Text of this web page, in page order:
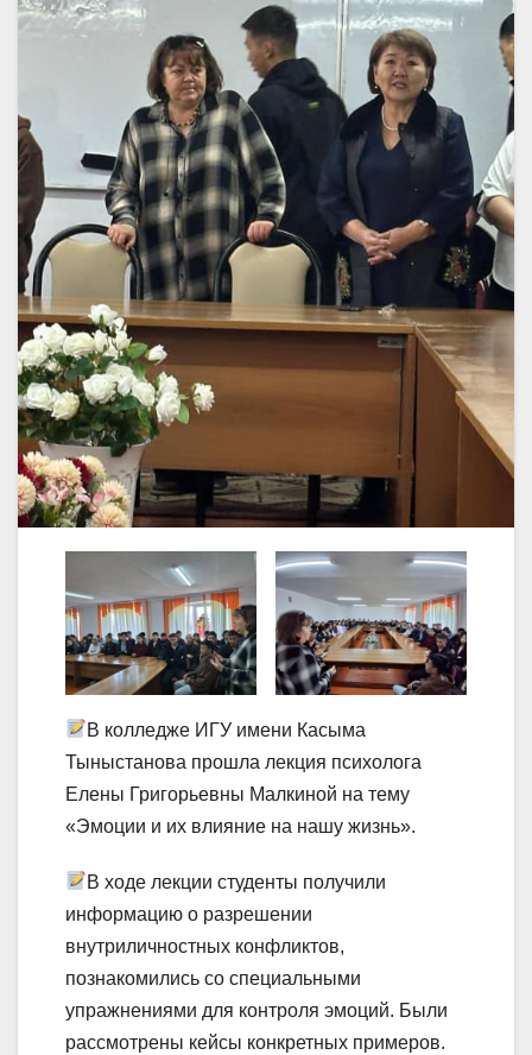
В колледже ИГУ имени Касыма
Тыныстанова прошла лекция психолога
Елены Григорьевны Малкиной на тему
«Эмоции и их влияние на нашу жизнь».
В ходе лекции студенты получили
информацию о разрешении
внутриличностных конфликтов,
познакомились со специальными
упражнениями для контроля эмоций. Были
рассмотрены кейсы конкретных примеров.